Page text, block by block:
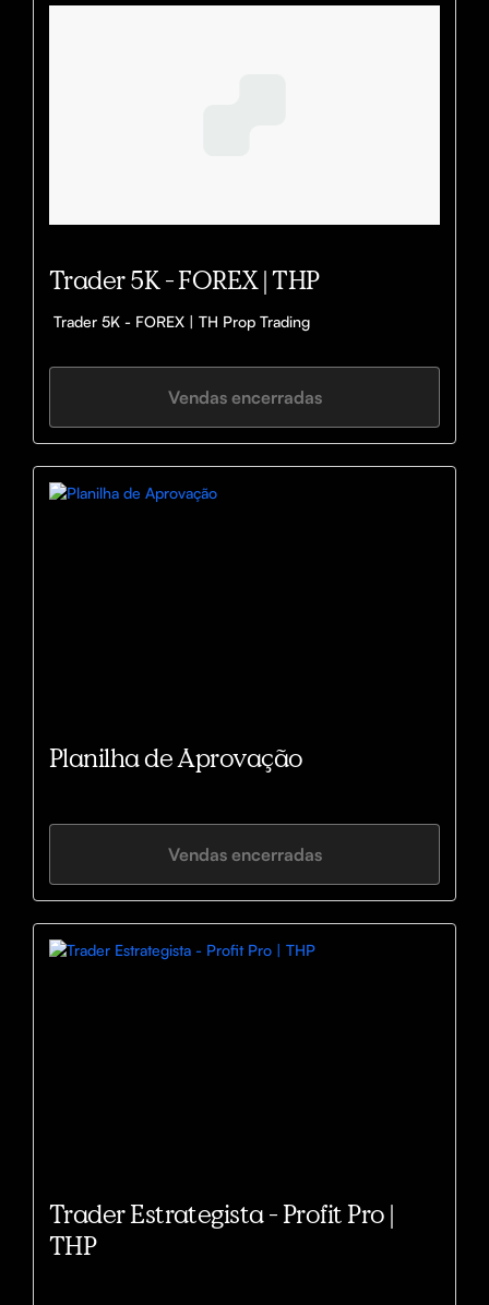
Trader 5K - FOREX | THP
Trader 5K - FOREX | TH Prop Trading
Vendas encerradas
Planilha de Aprovação
Vendas encerradas
Trader Estrategista - Profit Pro |
THP